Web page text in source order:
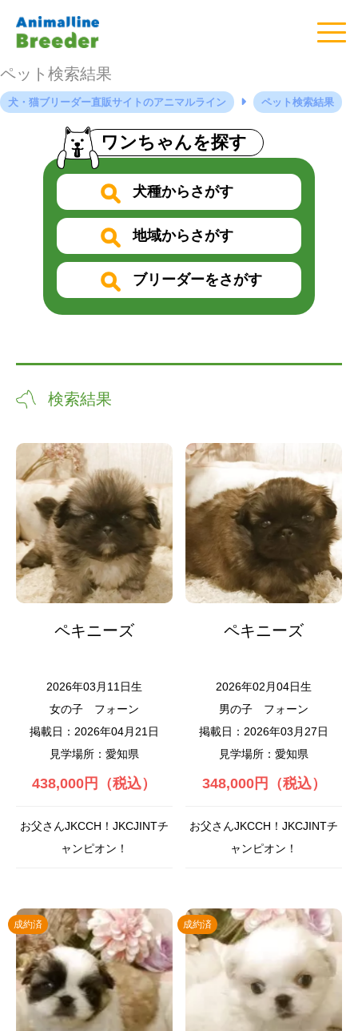
ペット検索結果
犬・猫ブリーダー直販サイトのアニマルライン ペット検索結果
ワンちゃんを探す
犬種からさがす
地域からさがす
ブリーダーをさがす
検索結果
ペキニーズ
2026年03月11日生
女の子
フォーン
掲載日：2026年04月21日
見学場所：愛知県
438,000円（税込）
お父さんJKCCH！JKCJINTチ
ャンピオン！
ペキニーズ
2026年02月04日生
男の子
フォーン
掲載日：2026年03月27日
見学場所：愛知県
348,000円（税込）
お父さんJKCCH！JKCJINTチ
ャンピオン！
成約済 成約済